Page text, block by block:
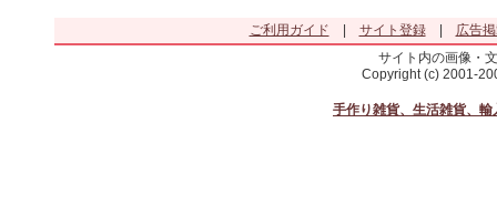
ご利用ガイド サイト登録|
広告
サイト内の画像・
Copyright (c) 2001-
手作り雑貨、生活雑貨、